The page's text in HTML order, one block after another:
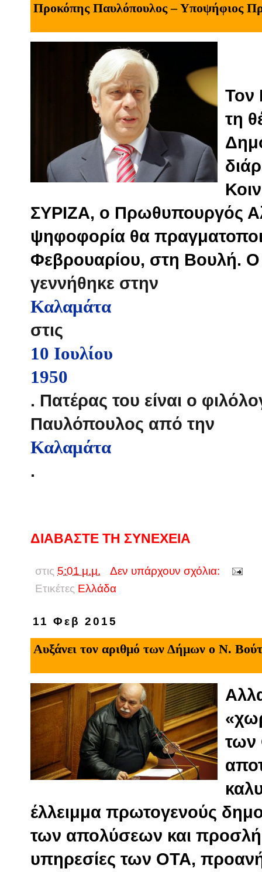
Προκόπης Παυλόπουλος – Υποψήφιος
Τον
τη
ΣΥΡΙΖΑ, ο Πρωθυπουργός
ψηφοφορία θα
Φεβρουαρίου, στη Βουλή.
γεννήθηκε στην
Καλαμάτα
στις
10 Ιουλίου
1950
. Πατέρας του είναι ο
Παυλόπουλος από την
Καλαμάτα
.
ΔΙΑΒΑΣΤΕ ΤΗ ΣΥΝΕΧΕΙΑ
στις 5:01 μ.μ.
Δεν υπάρχουν σχόλια:
Ετικέτες Eλλάδα
11 Φεβ 2015
Αυξάνει τον αριθμό των Δήμων ο Ν.
των
έλλειμμα πρωτογενούς
των απολύσεων και
υπηρεσίες των ΟΤΑ,